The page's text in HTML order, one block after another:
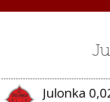
Julonka